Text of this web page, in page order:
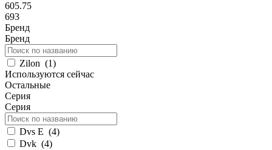
605.75
693
Бренд
Бренд
Zilon (1)
Используются сейчас
Остальные
Серия
Серия
Dvs E (4)
Dvk (4)